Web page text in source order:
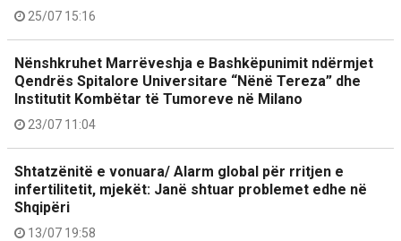
25/07 15:16
Nënshkruhet Marrëveshja e Bashkëpunimit ndërmjet
Qendrës Spitalore Universitare “Nënë Tereza” dhe
Institutit Kombëtar të Tumoreve në Milano
23/07 11:04
Shtatzënitë e vonuara/ Alarm global për rritjen e
infertilitetit, mjekët: Janë shtuar problemet edhe në
Shqipëri
13/07 19:58